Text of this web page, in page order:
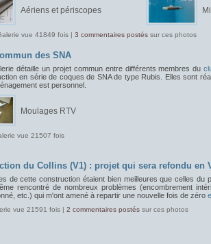
Aériens et périscopes
vue 41849 fois | 3 commentaires postés sur ces photos
des SNA
détaille un projet commun entre différents membres du
en série de coques de SNA de type Rubis. Elles sont
est personnel.
Moulages RTV
vue 21507 fois
du Collins (V1) : projet qui sera refondu en
de cette construction étaient bien meilleures que celles du
rencontré de nombreux problèmes (encombrement
etc.) qui m'ont amené à repartir une nouvelle fois de zéro
vue 21591 fois | 2 commentaires postés sur ces photos